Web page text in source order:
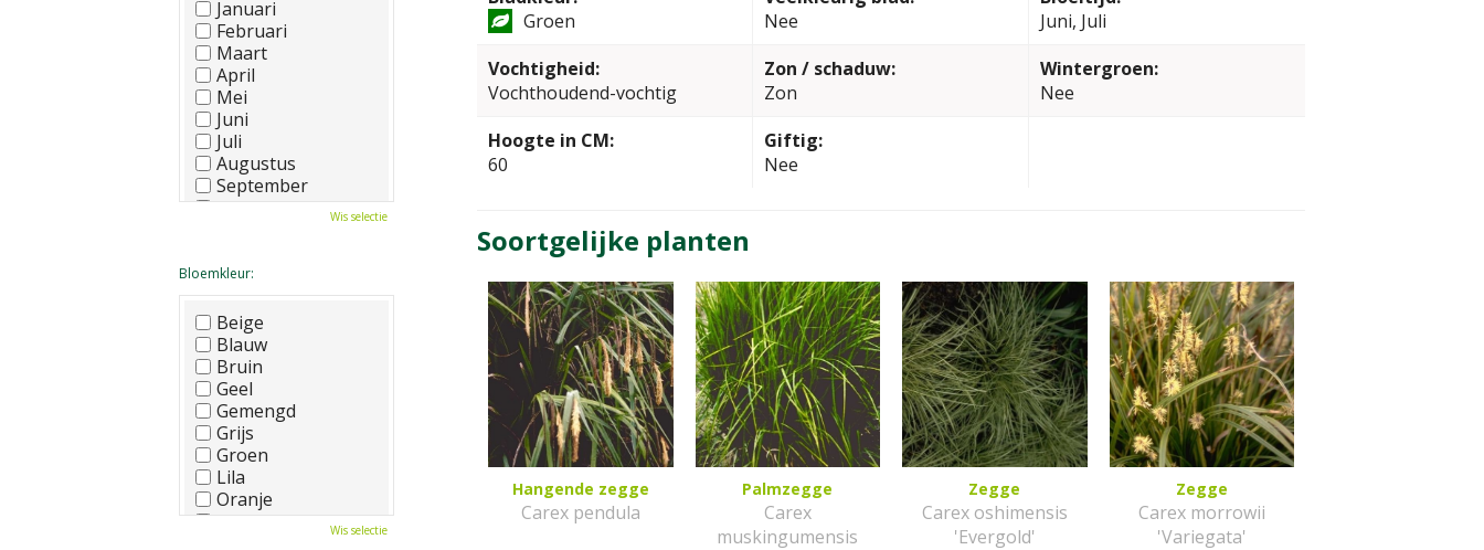
Groen
Nee
Juni, Juli
Vochtigheid:
Vochthoudend-vochtig
Zon / schaduw:
Zon
Wintergroen:
Nee
Hoogte in CM:
60
Giftig:
Nee
Soortgelijke planten
Hangende zegge
Carex pendula
Palmzegge
Carex
muskingumensis
Zegge
Carex oshimensis
'Evergold'
Zegge
Carex morrowii
'Variegata'
Januari
Februari
Maart
April
Mei
Juni
Juli
Augustus
September
Oktober
Wis selectie
Bloemkleur:
Beige
Blauw
Bruin
Geel
Gemengd
Grijs
Groen
Lila
Oranje
Paars
Wis selectie